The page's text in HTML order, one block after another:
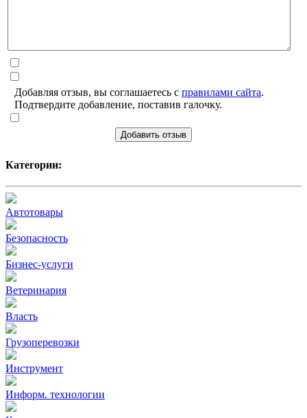
Добавляя отзыв, вы соглашаетесь с правилами сайта.
Подтвердите добавление, поставив галочку.
Добавить отзыв
Категории:
Автотовары
Безопасность
Бизнес-услуги
Ветеринария
Власть
Грузоперевозки
Инструмент
Информ. технологии